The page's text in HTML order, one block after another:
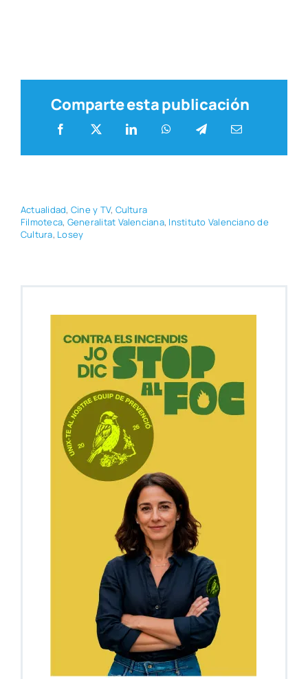
Comparte esta publicación
Actua­li­dad, Cine y TV, Cul­tu­ra
Fil­mo­te­ca, Gene­ra­li­tat Valen­cia­na, Ins­ti­tu­to Valen­ciano de
Cul­tu­ra, Losey